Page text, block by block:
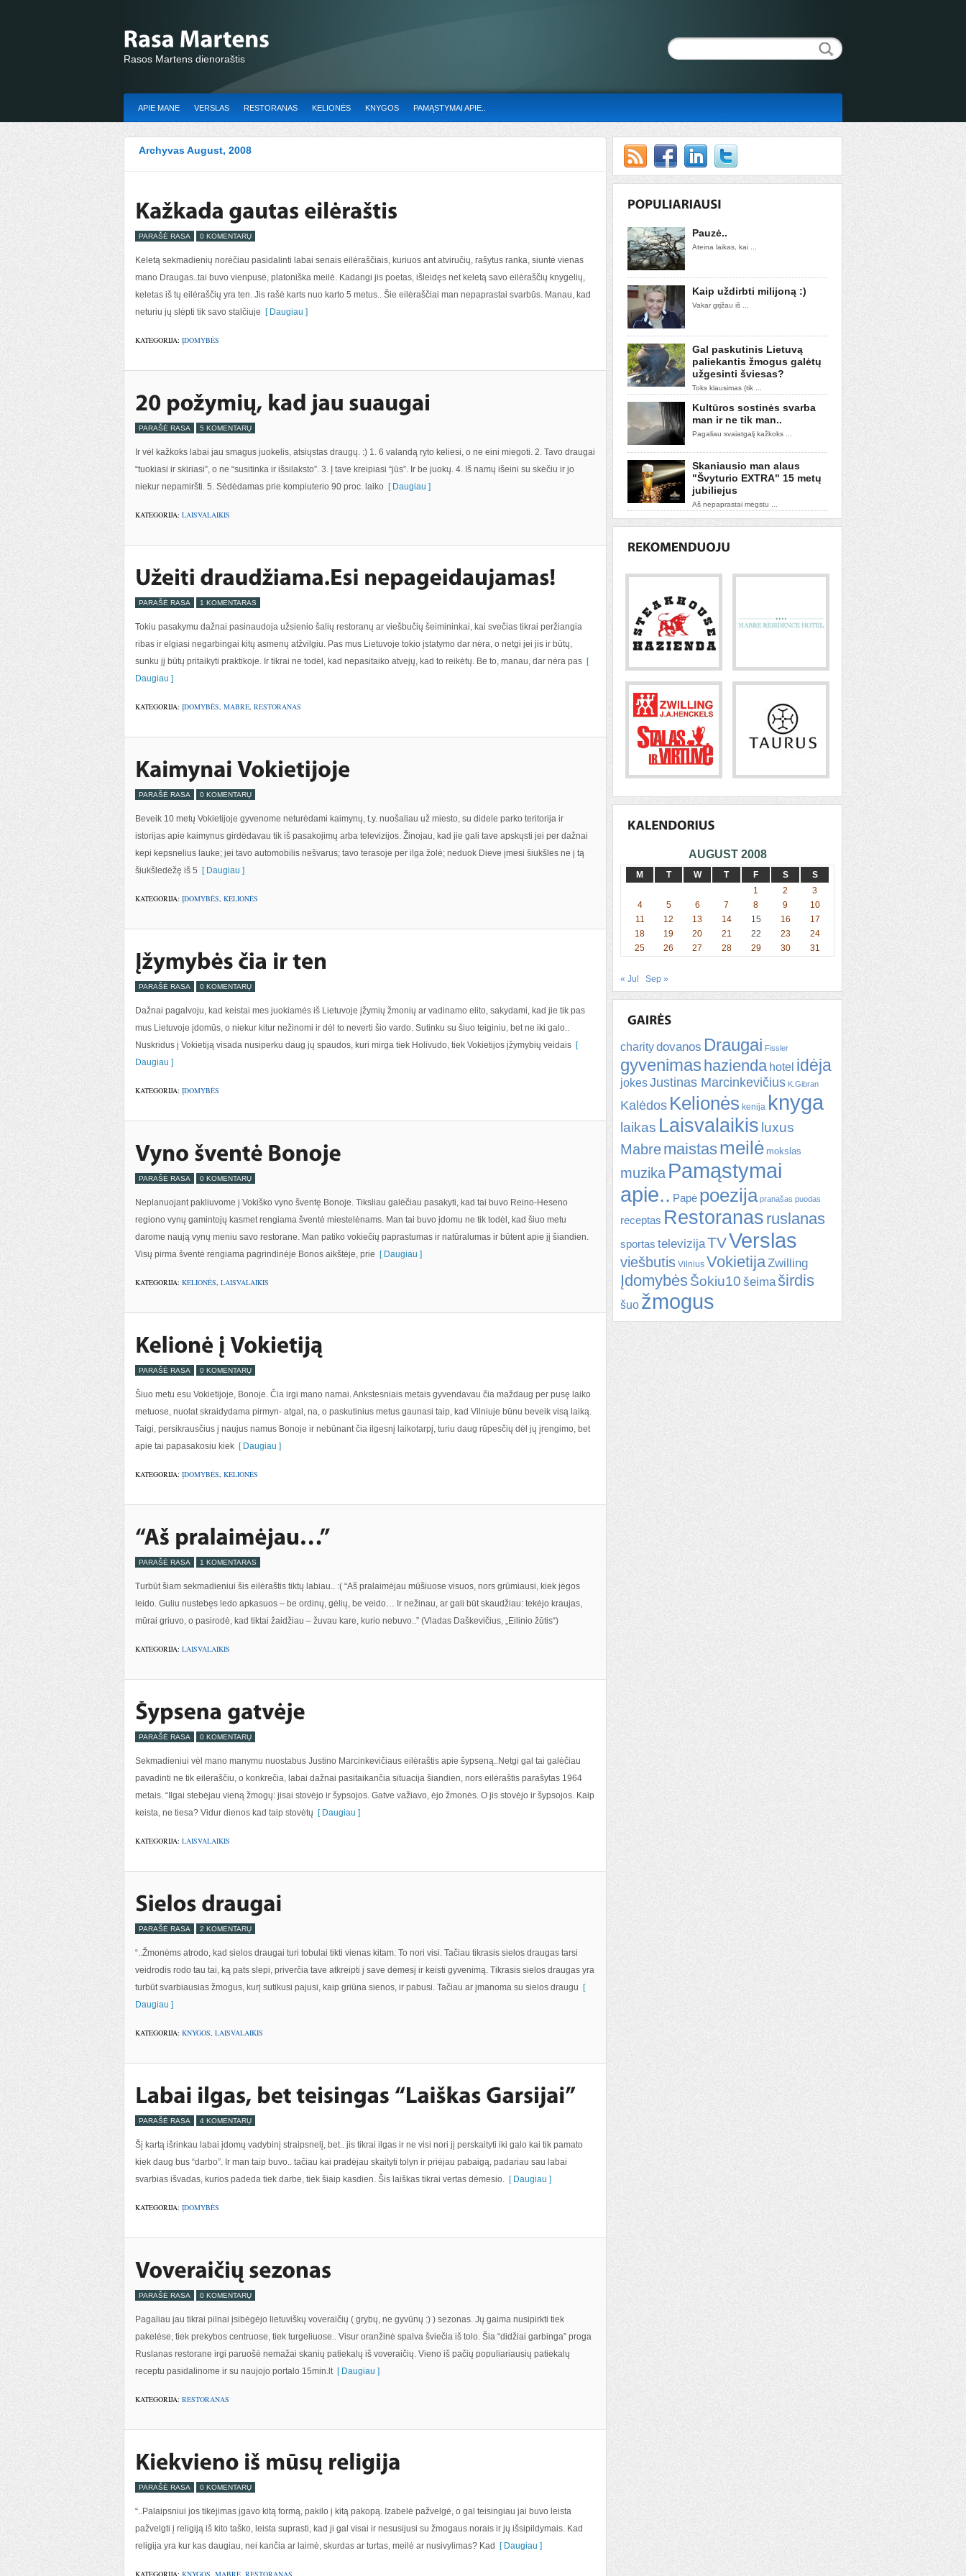
Rasos Martens dienoraštis
APIE MANE VERSLAS RESTORANAS KELIONĖS KNYGOS PAMĄSTYMAI APIE..
Archyvas August, 2008
PARAŠĖ RASA 0 KOMENTARŲ
Keletą sekmadienių norėčiau pasidalinti labai senais eilėraščiais, kuriuos ant atviručių, rašytus ranka, siuntė vienas
mano Draugas..tai buvo vienpusė, platoniška meilė. Kadangi jis poetas, išleidęs net keletą savo eilėraščių knygelių,
keletas iš tų eilėraščių yra ten. Jis rašė karts nuo karto 5 metus.. Šie eilėraščiai man nepaprastai svarbūs. Manau, kad
neturiu jų slėpti tik savo stalčiuje [ Daugiau ]
KATEGORIJA: ĮDOMYBĖS
PARAŠĖ RASA 5 KOMENTARŲ
Ir vėl kažkoks labai jau smagus juokelis, atsiųstas draugų. :) 1. 6 valandą ryto keliesi, o ne eini miegoti. 2. Tavo draugai
“tuokiasi ir skiriasi”, o ne “susitinka ir išsilaksto”. 3. Į tave kreipiasi “jūs”. Ir be juokų. 4. Iš namų išeini su skėčiu ir jo
niekur nepamiršti. 5. Sėdėdamas prie kompiuterio 90 proc. laiko [ Daugiau ]
KATEGORIJA: LAISVALAIKIS
PARAŠĖ RASA 1 KOMENTARAS
Tokiu pasakymu dažnai pasinaudoja užsienio šalių restoranų ar viešbučių šeimininkai, kai svečias tikrai peržiangia
ribas ir elgiasi negarbingai kitų asmenų atžvilgiu. Pas mus Lietuvoje tokio įstatymo dar nėra, o netgi jei jis ir būtų,
sunku jį būtų pritaikyti praktikoje. Ir tikrai ne todėl, kad nepasitaiko atvejų, kad to reikėtų. Be to, manau, dar nėra pas [
Daugiau ]
KATEGORIJA: ĮDOMYBĖS, MABRE, RESTORANAS
PARAŠĖ RASA 0 KOMENTARŲ
Beveik 10 metų Vokietijoje gyvenome neturėdami kaimynų, t.y. nuošaliau už miesto, su didele parko teritorija ir
istorijas apie kaimynus girdėdavau tik iš pasakojimų arba televizijos. Žinojau, kad jie gali tave apskųsti jei per dažnai
kepi kepsnelius lauke; jei tavo automobilis nešvarus; tavo terasoje per ilga žolė; neduok Dieve įmesi šiukšles ne į tą
šiukšledėžę iš 5 [ Daugiau ]
KATEGORIJA: ĮDOMYBĖS, KELIONĖS
PARAŠĖ RASA 0 KOMENTARŲ
Dažnai pagalvoju, kad keistai mes juokiamės iš Lietuvoje įžymių žmonių ar vadinamo elito, sakydami, kad jie tik pas
mus Lietuvoje įdomūs, o niekur kitur nežinomi ir dėl to neverti šio vardo. Sutinku su šiuo teiginiu, bet ne iki galo..
Nuskridus į Vokietiją visada nusiperku daug jų spaudos, kuri mirga tiek Holivudo, tiek Vokietijos įžymybių veidais [
Daugiau ]
KATEGORIJA: ĮDOMYBĖS
PARAŠĖ RASA 0 KOMENTARŲ
Neplanuojant pakliuvome į Vokiško vyno šventę Bonoje. Tiksliau galėčiau pasakyti, kad tai buvo Reino-Heseno
regiono vynų gamintojų kasmet rengiama šventė miestelėnams. Man tai buvo įdomu ne tik todėl, kad šiuo metu
darome naują vynų meniu savo restorane. Man patiko vokiečių paprastumas ir natūralumas ir būtent apie jį šiandien.
Visų pirma šventė rengiama pagrindinėje Bonos aikštėje, prie [ Daugiau ]
KATEGORIJA: KELIONĖS, LAISVALAIKIS
PARAŠĖ RASA 0 KOMENTARŲ
Šiuo metu esu Vokietijoje, Bonoje. Čia irgi mano namai. Ankstesniais metais gyvendavau čia maždaug per pusę laiko
metuose, nuolat skraidydama pirmyn- atgal, na, o paskutinius metus gaunasi taip, kad Vilniuje būnu beveik visą laiką.
Taigi, persikrausčius į naujus namus Bonoje ir nebūnant čia ilgesnį laikotarpį, turiu daug rūpesčių dėl jų įrengimo, bet
apie tai papasakosiu kiek [ Daugiau ]
KATEGORIJA: ĮDOMYBĖS, KELIONĖS
PARAŠĖ RASA 1 KOMENTARAS
Turbūt šiam sekmadieniui šis eilėraštis tiktų labiau.. :( “Aš pralaimėjau mūšiuose visuos, nors grūmiausi, kiek jėgos
leido. Guliu nustebęs ledo apkasuos – be ordinų, gėlių, be veido… Ir nežinau, ar gali būt skaudžiau: tekėjo kraujas,
mūrai griuvo, o pasirodė, kad tiktai žaidžiau – žuvau kare, kurio nebuvo..” (Vladas Daškevičius, „Eilinio žūtis“)
KATEGORIJA: LAISVALAIKIS
PARAŠĖ RASA 0 KOMENTARŲ
Sekmadieniui vėl mano manymu nuostabus Justino Marcinkevičiaus eilėraštis apie šypseną..Netgi gal tai galėčiau
pavadinti ne tik eilėraščiu, o konkrečia, labai dažnai pasitaikančia situacija šiandien, nors eilėraštis parašytas 1964
metais. “Ilgai stebėjau vieną žmogų: jisai stovėjo ir šypsojos. Gatve važiavo, ėjo žmonės. O jis stovėjo ir šypsojos. Kaip
keista, ne tiesa? Vidur dienos kad taip stovėtų [ Daugiau ]
KATEGORIJA: LAISVALAIKIS
PARAŠĖ RASA 2 KOMENTARŲ
“..Žmonėms atrodo, kad sielos draugai turi tobulai tikti vienas kitam. To nori visi. Tačiau tikrasis sielos draugas tarsi
veidrodis rodo tau tai, ką pats slepi, priverčia tave atkreipti į save dėmesį ir keisti gyvenimą. Tikrasis sielos draugas yra
turbūt svarbiausias žmogus, kurį sutikusi pajusi, kaip griūna sienos, ir pabusi. Tačiau ar įmanoma su sielos draugu [
Daugiau ]
KATEGORIJA: KNYGOS, LAISVALAIKIS
PARAŠĖ RASA 4 KOMENTARŲ
Šį kartą išrinkau labai įdomų vadybinį straipsnelį, bet.. jis tikrai ilgas ir ne visi nori jį perskaityti iki galo kai tik pamato
kiek daug bus “darbo”. Ir man taip buvo.. tačiau kai pradėjau skaityti tolyn ir priėjau pabaigą, padariau sau labai
svarbias išvadas, kurios padeda tiek darbe, tiek šiaip kasdien. Šis laiškas tikrai vertas dėmesio. [ Daugiau ]
KATEGORIJA: ĮDOMYBĖS
PARAŠĖ RASA 0 KOMENTARŲ
Pagaliau jau tikrai pilnai įsibėgėjo lietuviškų voveraičių ( grybų, ne gyvūnų :) ) sezonas. Jų gaima nusipirkti tiek
pakelėse, tiek prekybos centruose, tiek turgeliuose.. Visur oranžinė spalva šviečia iš tolo. Šia “didžiai garbinga” proga
Ruslanas restorane irgi paruošė nemažai skanių patiekalų iš voveraičių. Vieno iš pačių populiariausių patiekalų
receptu pasidalinome ir su naujojo portalo 15min.lt[ Daugiau ]
KATEGORIJA: RESTORANAS
PARAŠĖ RASA 0 KOMENTARŲ
“..Palaipsniui jos tikėjimas įgavo kitą formą, pakilo į kitą pakopą. Izabelė pažvelgė, o gal teisingiau jai buvo leista
pažvelgti į religiją iš kito taško, leista suprasti, kad ji gal visai ir nesusijusi su žmogaus norais ir jų išsipildymais. Kad
religija yra kur kas daugiau, nei kančia ar laimė, skurdas ar turtas, meilė ar nusivylimas? Kad
[ Daugiau ]
KATEGORIJA: KNYGOS MABRE RESTORANAS
Pauzė..
Ateina laikas, kai ...
Kaip uždirbti milijoną :)
Vakar grįžau iš ...
Gal paskutinis Lietuvą
paliekantis žmogus galėtų
užgesinti šviesas?
Toks klausimas (tik ...
Kultūros sostinės svarba
man ir ne tik man..
Pagaliau svaiatgalį kažkoks ...
Skaniausio man alaus
"Švyturio EXTRA" 15 metų
jubiliejus
Aš nepaprastai mėgstu ...
AUGUST 2008
M T W T F S
S
1
2
3
4
5 6 7 8 9
10
11
12 13 14 15 16
17
18
19 20 21 22 23
24
25
26 27 28 29 30 31
« Jul Sep »
charitydovanos Draugai Fissler
gyvenimas hazienda hotel idėja
jokesJustinas Marcinkevičius K.Gibran
Kalėdos Kelionės kenija knyga
laikas Laisvalaikis luxus
Mabremaistasmeilė mokslas
muzika Pamąstymai
apie.. Papė poezija pranašas puodas
receptas Restoranas ruslanas
sportas televizijaTVVerslas
viešbutis Vilnius VokietijaZwilling
ĮdomybėsŠokiu10 šeimaširdis
šuo žmogus